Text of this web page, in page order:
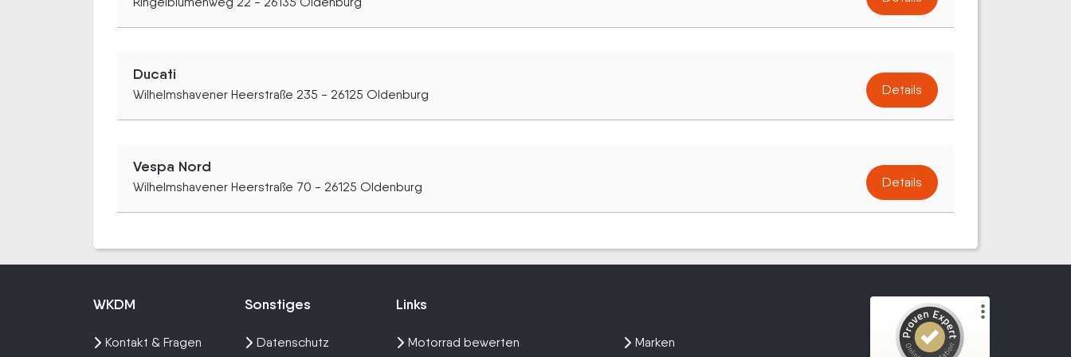
Ducati
Wilhelmshavener Heerstraße 235 - 26125 Oldenburg Details
Vespa Nord
Wilhelmshavener Heerstraße 70 - 26125 Oldenburg Details
WKDM
Kontakt & Fragen
Sonstiges
Datenschutz
Links
Motorrad bewerten Marken
Kundenbewertungen und Erfahrungen zu